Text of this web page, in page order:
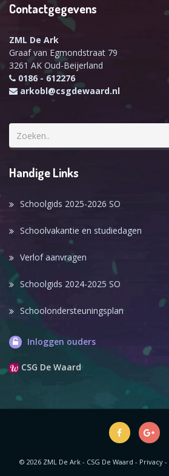
Contactgegevens
ZML De Ark
Graaf van Egmondstraat 79
3261 AK Oud-Beijerland
0186 - 612276
arkobl@csgdewaard.nl
Handige Links
Schoolgids 2025-2026 SO
Schoolvakantie en studiedagen
Verlof aanvragen
Schoolgids 2024-2025 SO
Schoolondersteuningsplan
Inloggen ouders
CSG De Waard
© 2026 ZML De Ark - CSG De Waard - Privacy -